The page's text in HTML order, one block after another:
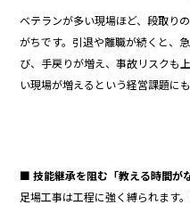
ベテランが多い現場ほど、段取り
がちです。引退や離職が続くと、
び、手戻りが増え、事故リスクも
い現場が増えるという経営課題にも
■ 技能継承を阻む「教える時間が
足場工事は工程に強く縛られます